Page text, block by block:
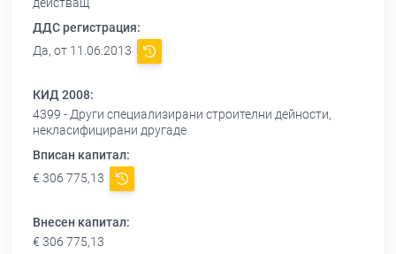
действащ
ДДС регистрация:
Да, от 11.06.2013
КИД 2008:
4399 - Други специализирани строителни дейности,
некласифицирани другаде
Вписан капитал:
€ 306 775,13
Внесен капитал:
€ 306 775,13